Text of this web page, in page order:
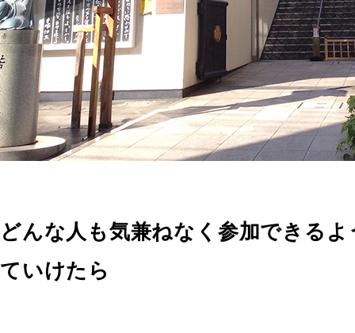
どんな人も気兼ねなく参加できる
ていけたら